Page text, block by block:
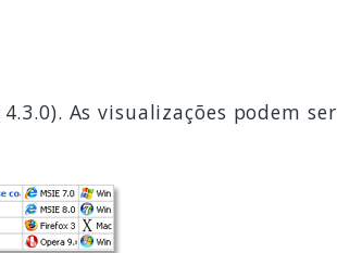
As visualizações podem ser